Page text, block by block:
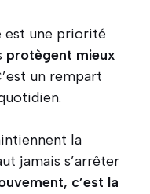
est une priorité
protègent mieux
un rempart
la
jamais s’arrêter
c’est la